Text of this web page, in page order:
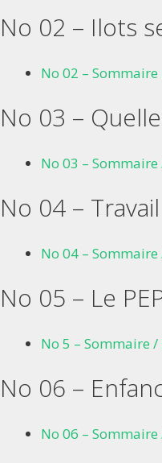
No 02 – Ilots
No 02 – Sommaire
No 03 –
No 03 –
No 04 –
No 04 –
No 05 – Le
No 5 – Sommaire
No 06 –
No 06 –